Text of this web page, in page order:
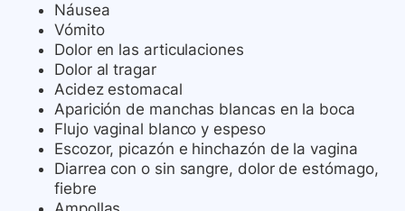
Náusea
Vómito
Dolor en las articulaciones
Dolor al tragar
Acidez estomacal
Aparición de manchas blancas en la boca
Flujo vaginal blanco y espeso
Escozor, picazón e hinchazón de la vagina
Diarrea con o sin sangre, dolor de estómago,
fiebre